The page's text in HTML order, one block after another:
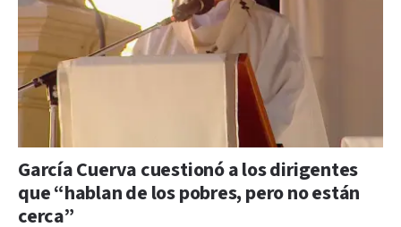
García Cuerva cuestionó a los dirigentes
que “hablan de los pobres, pero no están
cerca”